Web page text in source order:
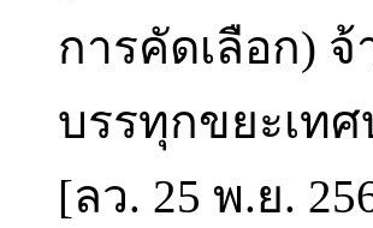
การคัดเลือก)
บรรทุกขยะเทศ
[ลว. 25 พ.ย.